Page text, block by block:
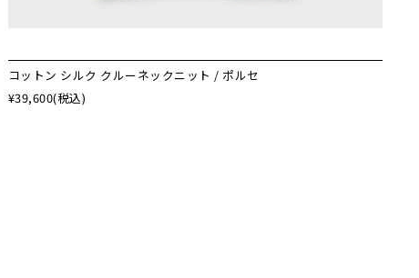
コットン シルク クルーネックニット / ポルセ
¥39,600(税込)